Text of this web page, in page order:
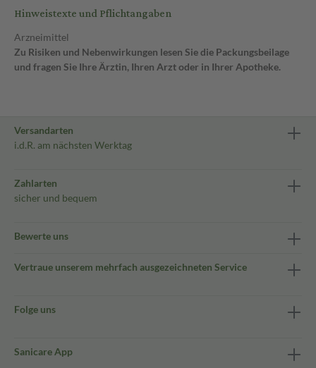
Hinweistexte und Pflichtangaben
Arzneimittel
Zu Risiken und Nebenwirkungen lesen Sie die Packungsbeilage
und fragen Sie Ihre Ärztin, Ihren Arzt oder in Ihrer Apotheke.
Versandarten
i.d.R. am nächsten Werktag
Zahlarten
sicher und bequem
Bewerte uns
Vertraue unserem mehrfach ausgezeichneten Service
Folge uns
Sanicare App